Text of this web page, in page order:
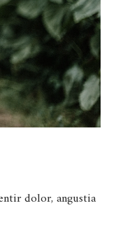
dolor, angustia